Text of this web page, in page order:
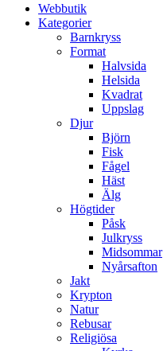
Webbutik
Kategorier
Barnkryss
Format
Halvsida
Helsida
Kvadrat
Uppslag
Djur
Björn
Fisk
Fågel
Häst
Älg
Högtider
Påsk
Julkryss
Midsommar
Nyårsafton
Jakt
Krypton
Natur
Rebusar
Religiösa